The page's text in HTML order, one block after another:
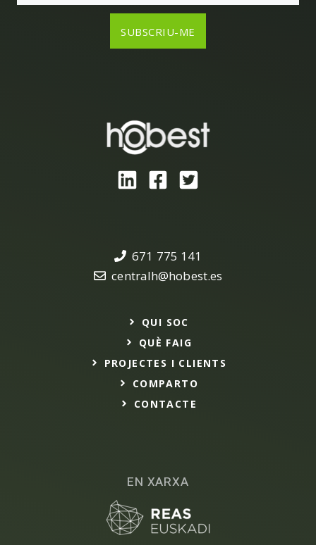
EN XARXA
671 775 141
centralh@hobest.es
QUI SOC
QUÈ FAIG
PROJECTES I CLIENTS
COMPARTO
CONTACTE